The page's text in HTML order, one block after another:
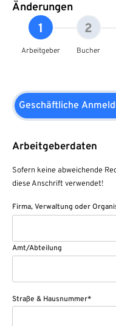
Änderungen
1
Arbeitgeber
2
Bucher
Geschäftliche
Arbeitgeberdaten
Sofern keine abweichende
diese Anschrift verwendet!
Firma, Verwaltung oder
Amt/Abteilung
Straße & Hausnummer*